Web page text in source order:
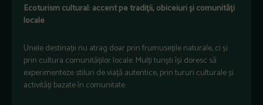
Ecoturism cultural: accent pe tradiții, obiceiuri și comunități
locale
Unele destinații nu atrag doar prin frumusețile naturale, ci și
prin cultura comunităților locale. Mulți turiști își doresc să
experimenteze stiluri de viață autentice, prin tururi culturale și
activități bazate în comunitate.